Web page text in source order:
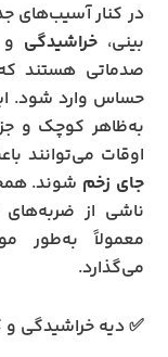
در کنار آسیب‌های
بینی،خراشیدگی و
صدماتی هستند
حساس وارد شود.
به‌ظاهر کوچک و
اوقات می‌توانند
جای زخم شوند.
ناشی از
معمولاً به‌طور
می‌گذارد.
✅ دیه خراشیدگی